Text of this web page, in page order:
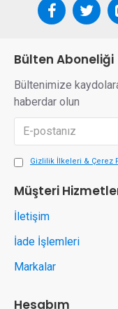
Bülten Aboneliği
Bültenimize
haberdar olun
Gizlilik İlkeleri & Çerez
Müşteri
İletişim
İade İşlemleri
Markalar
Hesabım